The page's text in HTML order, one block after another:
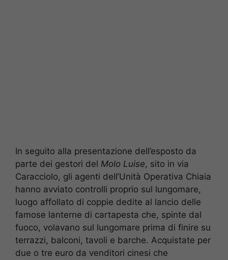
In seguito alla presentazione dell’esposto da
parte dei gestori del Molo Luise, sito in via
Caracciolo, gli agenti dell’Unità Operativa Chiaia
hanno avviato controlli proprio sul lungomare,
luogo affollato di coppie dedite al lancio delle
famose lanterne di cartapesta che, spinte dal
fuoco, volavano sul lungomare prima di finire su
terrazzi, balconi, tavoli e barche. Acquistate per
due o tre euro da venditori cinesi che